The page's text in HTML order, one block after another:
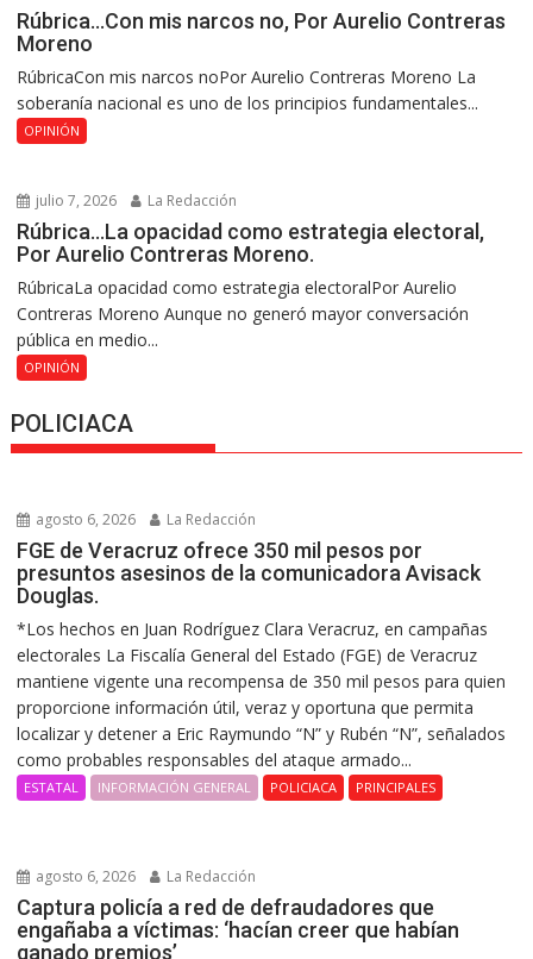
Rúbrica…Con mis narcos no, Por Aurelio Contreras
Moreno
RúbricaCon mis narcos noPor Aurelio Contreras Moreno La
soberanía nacional es uno de los principios fundamentales...
OPINIÓN
julio 7, 2026 La Redacción
Rúbrica…La opacidad como estrategia electoral,
Por Aurelio Contreras Moreno.
RúbricaLa opacidad como estrategia electoralPor Aurelio
Contreras Moreno Aunque no generó mayor conversación
pública en medio...
OPINIÓN
POLICIACA
agosto 6, 2026 La Redacción
FGE de Veracruz ofrece 350 mil pesos por
presuntos asesinos de la comunicadora Avisack
Douglas.
*Los hechos en Juan Rodríguez Clara Veracruz, en campañas
electorales La Fiscalía General del Estado (FGE) de Veracruz
mantiene vigente una recompensa de 350 mil pesos para quien
proporcione información útil, veraz y oportuna que permita
localizar y detener a Eric Raymundo “N” y Rubén “N”, señalados
como probables responsables del ataque armado...
ESTATAL INFORMACIÓN GENERAL POLICIACA PRINCIPALES
agosto 6, 2026 La Redacción
Captura policía a red de defraudadores que
engañaba a víctimas: ‘hacían creer que habían
ganado premios’